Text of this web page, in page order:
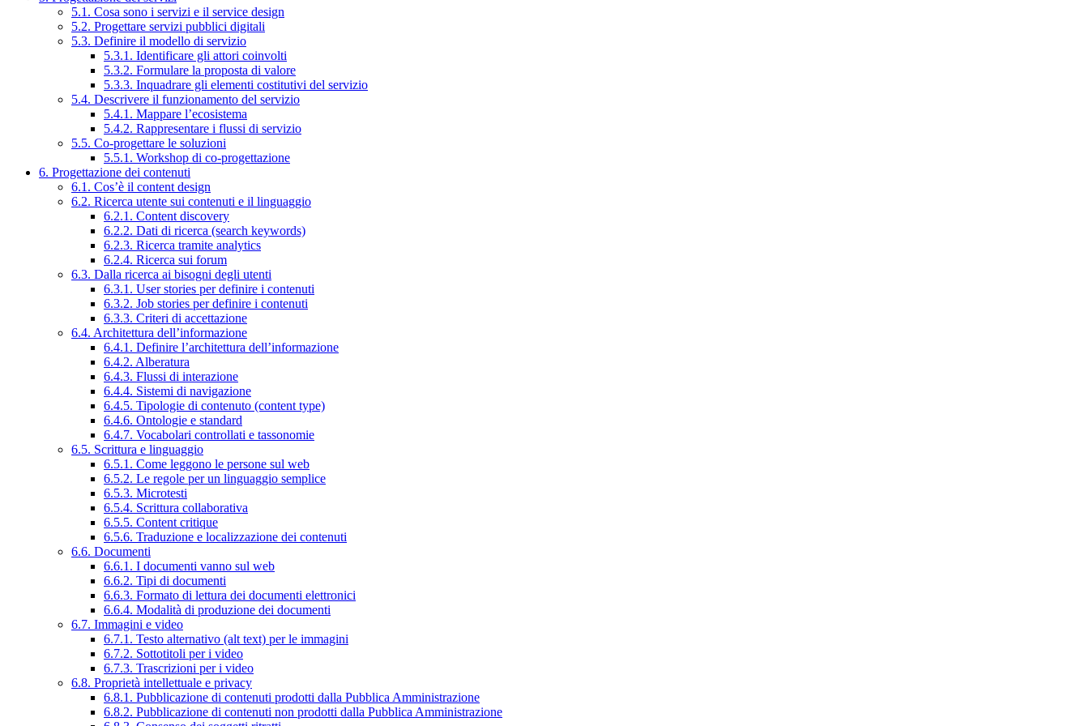
5.1. Cosa sono i servizi e il service design
5.2. Progettare servizi pubblici digitali
5.3. Definire il modello di servizio
5.3.1. Identificare gli attori coinvolti
5.3.2. Formulare la proposta di valore
5.3.3. Inquadrare gli elementi costitutivi del servizio
5.4. Descrivere il funzionamento del servizio
5.4.1. Mappare l’ecosistema
5.4.2. Rappresentare i flussi di servizio
5.5. Co-progettare le soluzioni
5.5.1. Workshop di co-progettazione
6. Progettazione dei contenuti
6.1. Cos’è il content design
6.2. Ricerca utente sui contenuti e il linguaggio
6.2.1. Content discovery
6.2.2. Dati di ricerca (search keywords)
6.2.3. Ricerca tramite analytics
6.2.4. Ricerca sui forum
6.3. Dalla ricerca ai bisogni degli utenti
6.3.1. User stories per definire i contenuti
6.3.2. Job stories per definire i contenuti
6.3.3. Criteri di accettazione
6.4. Architettura dell’informazione
6.4.1. Definire l’architettura dell’informazione
6.4.2. Alberatura
6.4.3. Flussi di interazione
6.4.4. Sistemi di navigazione
6.4.5. Tipologie di contenuto (content type)
6.4.6. Ontologie e standard
6.4.7. Vocabolari controllati e tassonomie
6.5. Scrittura e linguaggio
6.5.1. Come leggono le persone sul web
6.5.2. Le regole per un linguaggio semplice
6.5.3. Microtesti
6.5.4. Scrittura collaborativa
6.5.5. Content critique
6.5.6. Traduzione e localizzazione dei contenuti
6.6. Documenti
6.6.1. I documenti vanno sul web
6.6.2. Tipi di documenti
6.6.3. Formato di lettura dei documenti elettronici
6.6.4. Modalità di produzione dei documenti
6.7. Immagini e video
6.7.1. Testo alternativo (alt text) per le immagini
6.7.2. Sottotitoli per i video
6.7.3. Trascrizioni per i video
6.8. Proprietà intellettuale e privacy
6.8.1. Pubblicazione di contenuti prodotti dalla Pubblica Amministrazione
6.8.2. Pubblicazione di contenuti non prodotti dalla Pubblica Amministrazione